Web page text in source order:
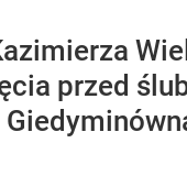
przed